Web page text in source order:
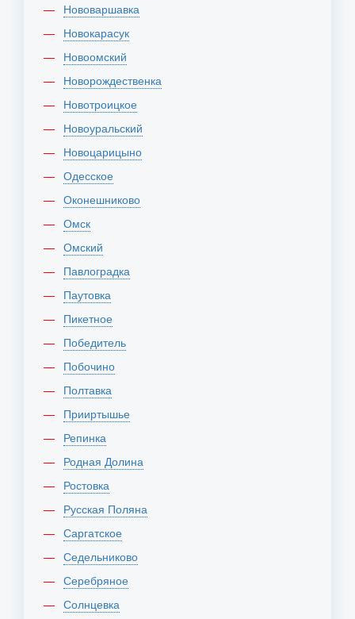
Нововаршавка
Новокарасук
Новоомский
Новорождественка
Новотроицкое
Новоуральский
Новоцарицыно
Одесское
Оконешниково
Омск
Омский
Павлоградка
Паутовка
Пикетное
Победитель
Побочино
Полтавка
Прииртышье
Репинка
Родная Долина
Ростовка
Русская Поляна
Саргатское
Седельниково
Серебряное
Солнцевка